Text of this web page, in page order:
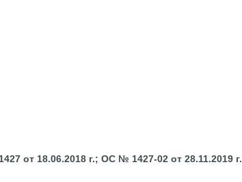
18.06.2018 г.; ОС № 1427-02 от 28.11.2019 г.